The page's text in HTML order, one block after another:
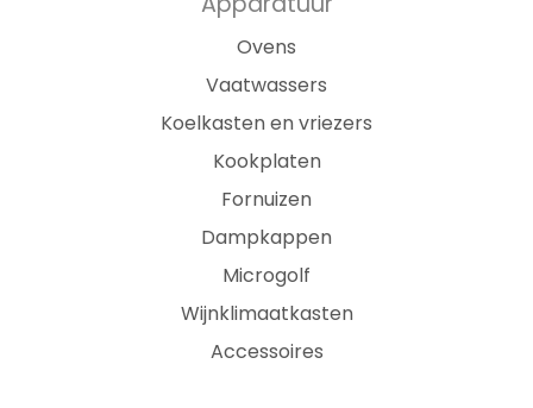
Ovens
Vaatwassers
Koelkasten en vriezers
Kookplaten
Fornuizen
Dampkappen
Microgolf
Wijnklimaatkasten
Accessoires